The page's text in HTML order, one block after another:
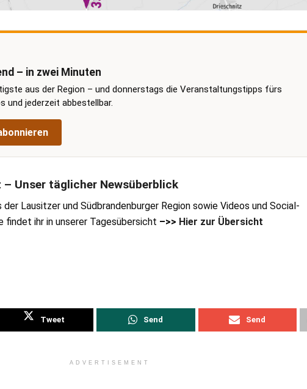
– in zwei Minuten
aus der Region – und donnerstags die Veranstaltungstipps fürs
und jederzeit abbestellbar.
Unser täglicher Newsüberblick
Lausitzer und Südbrandenburger Region sowie Videos und Social-
findet ihr in unserer Tagesübersicht –>> Hier zur Übersicht
Tweet Send Send
ADVERTISEMENT